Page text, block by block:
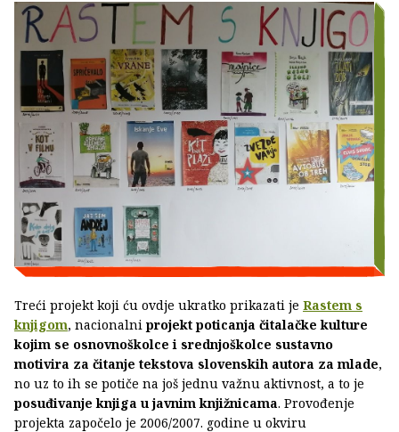
Treći projekt koji ću ovdje ukratko prikazati je Rastem s
knjigom, nacionalni projekt poticanja čitalačke kulture
kojim se osnovnoškolce i srednjoškolce sustavno
motivira za čitanje tekstova slovenskih autora za mlade,
no uz to ih se potiče na još jednu važnu aktivnost, a to je
posuđivanje knjiga u javnim knjižnicama. Provođenje
projekta započelo je 2006/2007. godine u okviru